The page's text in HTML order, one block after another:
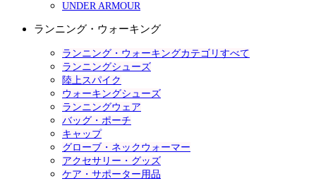
UNDER ARMOUR
ランニング・ウォーキング
ランニング・ウォーキングカテゴリすべて
ランニングシューズ
陸上スパイク
ウォーキングシューズ
ランニングウェア
バッグ・ポーチ
キャップ
グローブ・ネックウォーマー
アクセサリー・グッズ
ケア・サポーター用品